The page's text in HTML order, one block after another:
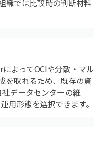
織では比較時の判断材料
よってOCIや分散・マル
を取れるため、既存の資
データセンターの維
用形態を選択できます。